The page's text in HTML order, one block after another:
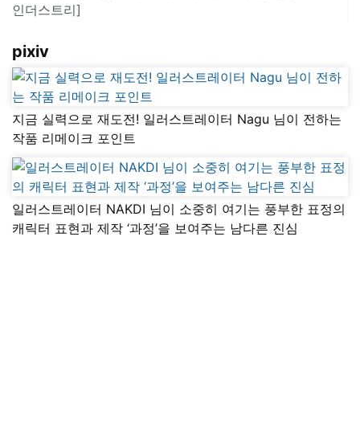
인더스트리]
pixiv
지금 실력으로 재도전! 일러스트레이터 Nagu 님이 전하는
작품 리메이크 포인트
일러스트레이터 NAKDI 님이 소중히 여기는 풍부한 표정의
캐릭터 표현과 제작 ‘과정’을 보여주는 남다른 진심